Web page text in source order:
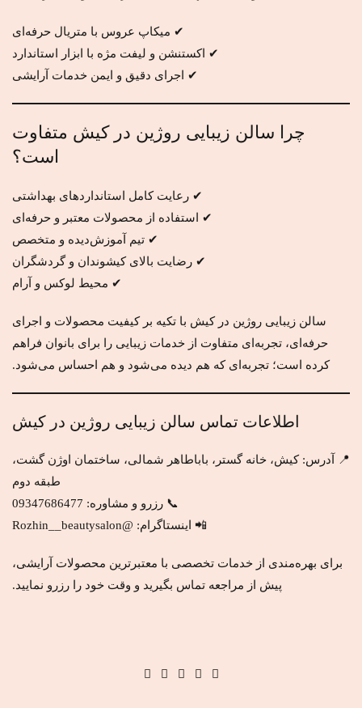
✔ میکاپ عروس با متریال حرفه‌ای
✔ اکستنشن و لیفت مژه با ابزار استاندارد
✔ اجرای دقیق و ایمن خدمات آرایشی
چرا سالن زیبایی روژین در کیش متفاوت
است؟
✔ رعایت کامل استانداردهای بهداشتی
✔ استفاده از محصولات معتبر و حرفه‌ای
✔ تیم آموزش‌دیده و متخصص
✔ رضایت بالای کیشوندان و گردشگران
✔ محیط لوکس و آرام
سالن زیبایی روژین در کیش با تکیه بر کیفیت محصولات و اجرای
حرفه‌ای، تجربه‌ای متفاوت از خدمات زیبایی را برای بانوان فراهم
کرده است؛ تجربه‌ای که هم دیده می‌شود و هم احساس می‌شود.
اطلاعات تماس سالن زیبایی روژین در کیش
📍 آدرس: کیش، خانه گستر، باباطاهر شمالی، ساختمان اوژن گشت،
طبقه دوم
📞 رزرو و مشاوره: 09347686477
📲 اینستاگرام: @Rozhin__beautysalon
برای بهره‌مندی از خدمات تخصصی با معتبرترین محصولات آرایشی،
پیش از مراجعه تماس بگیرید و وقت خود را رزرو نمایید.